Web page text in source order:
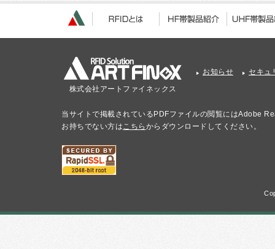
株式会社アートファイネックス
お知らせ セキュ
当サイトで掲載されているPDFファイルの閲覧にはAdobe
お持ちでない方は こちら からダウンロードしてください。